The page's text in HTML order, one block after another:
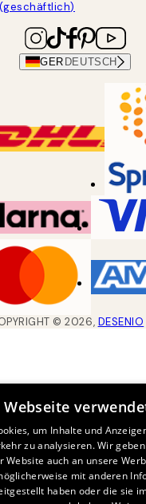
GER DEUTSCH
©2026, DESENIO
Webseite
um Inhalte und
zu analysieren. Wir
Website auch an unsere
mit anderen
haben oder die sie